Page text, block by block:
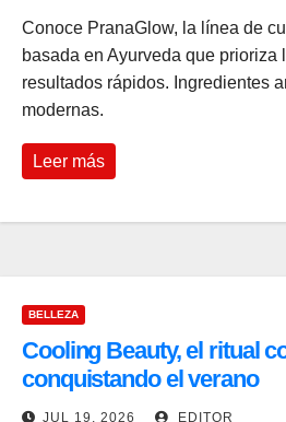
Conoce PranaGlow, la línea de
basada en Ayurveda que prioriza
resultados rápidos. Ingredientes
modernas.
Leer más
BELLEZA
Cooling Beauty, el ritual
conquistando el verano
JUL 19, 2026 EDITOR